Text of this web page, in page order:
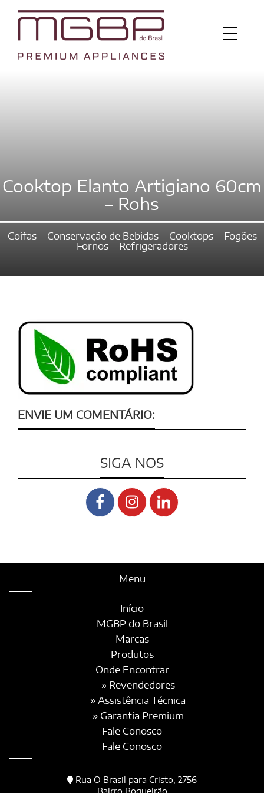
Cooktop Elanto Artigiano 60cm
– Rohs
Coifas Conservação de Bebidas Cooktops
Fogões
Fornos
Refrigeradores
ENVIE UM COMENTÁRIO:
SIGA NOS
Menu
Início
MGBP do Brasil
Marcas
Produtos
Onde Encontrar
» Revendedores
» Assistência Técnica
» Garantia Premium
Fale Conosco
Fale Conosco
Rua O Brasil para Cristo, 2756